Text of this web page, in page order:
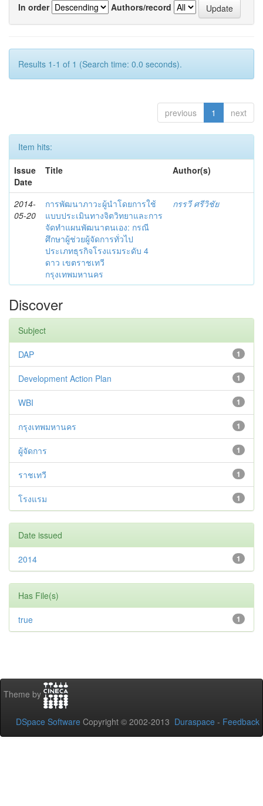
In order
Authors/record
Results 1-1 of 1 (Search time: 0.0 seconds).
previous 1 next
Item hits:
Issue
Date
Title Author(s)
2014-
05-20
การพัฒนาภาวะผู้นำโดยการใช้
แบบประเมินทางจิตวิทยาและการ
จัดทำแผนพัฒนาตนเอง: กรณี
ศึกษาผู้ช่วยผู้จัดการทั่วไป
ประเภทธุรกิจโรงแรมระดับ 4
ดาว เขตราชเทวี
กรุงเทพมหานคร
กรรวี ศรีวิชัย
Discover
Subject
1
DAP
1
Development Action Plan
1
WBI
1
กรุงเทพมหานคร
1
ผู้จัดการ
1
ราชเทวี
1
โรงแรม
Date issued
1
2014
Has File(s)
1
true
Theme by
DSpace Software Copyright © 2002-2013 Duraspace - Feedback